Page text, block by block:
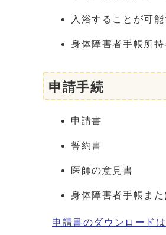
入浴することが可
身体障害者手帳所
申請手続
申請書
誓約書
医師の意見書
身体障害者手帳ま
申請書のダウンロード